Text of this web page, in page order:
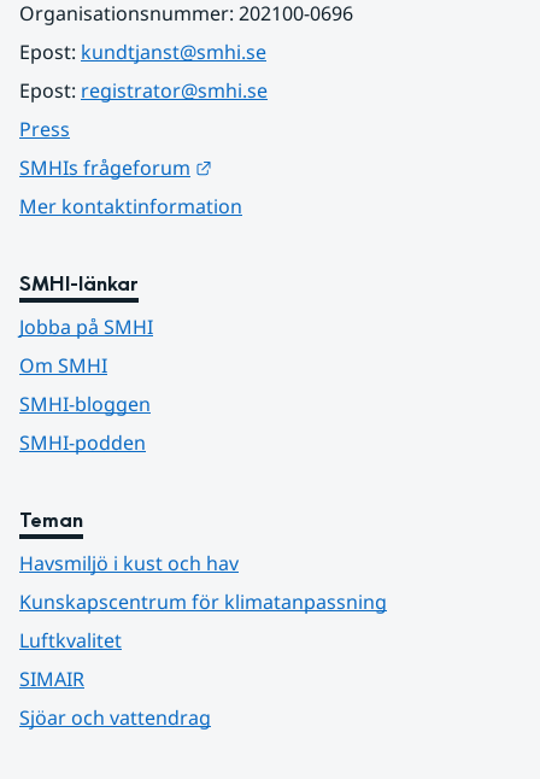
Organisationsnummer: 202100-0696
Epost: kundtjanst@smhi.se
Epost: registrator@smhi.se
Press
SMHIs frågeforum
Mer kontaktinformation
SMHI-länkar
Jobba på SMHI
Om SMHI
SMHI-bloggen
SMHI-podden
Teman
Havsmiljö i kust och hav
Kunskapscentrum för klimatanpassning
Luftkvalitet
SIMAIR
Sjöar och vattendrag